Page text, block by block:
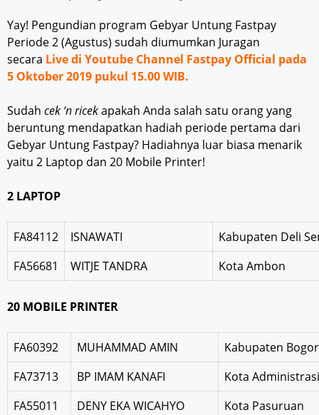
Yay! Pengundian program Gebyar Untung Fastpay
Periode 2 (Agustus) sudah diumumkan Juragan
secara Live di Youtube Channel Fastpay Official pada
5 Oktober 2019 pukul 15.00 WIB.
Sudah cek ‘n ricekapakah Anda salah satu orang yang
beruntung mendapatkan hadiah periode pertama dari
Gebyar Untung Fastpay? Hadiahnya luar biasa menarik
yaitu 2 Laptop dan 20 Mobile Printer!
2 LAPTOP
FA84112 ISNAWATI
Kabupaten Deli
FA56681
WITJE TANDRA Kota Ambon
20 MOBILE PRINTER
FA60392 MUHAMMAD AMIN
Kabupaten Bogor
FA73713
BP IMAM KANAFI
Kota
FA55011
DENY EKA WICAHYO
Kota Pasuruan